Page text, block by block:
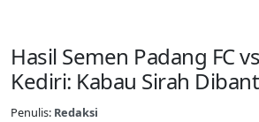
Hasil Semen Padang FC
Kediri: Kabau Sirah
Penulis: Redaksi